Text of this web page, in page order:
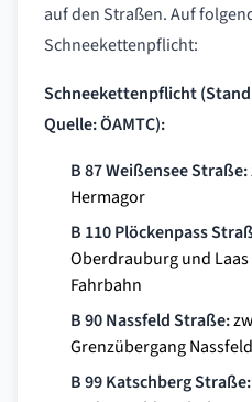
auf den Straßen. Auf
Schneekettenpflicht:
Schneekettenpflicht
Quelle: ÖAMTC):
B 87 Weißensee Straße:
Hermagor
B 110 Plöckenpass
Oberdrauburg und
Fahrbahn
B 90 Nassfeld Straße:
Grenzübergang
B 99 Katschberg Straße: